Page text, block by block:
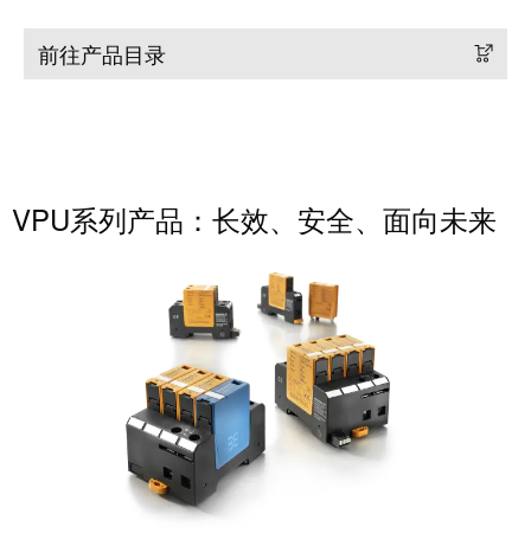
前往产品目录
VPU系列产品：长效、安全、面向未来